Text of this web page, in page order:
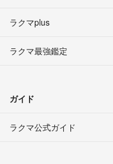
ラクマplus
ラクマ最強鑑定
ガイド
ラクマ公式ガイド